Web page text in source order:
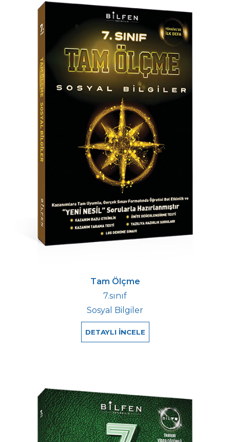
Tam Ölçme
7.sınıf
Sosyal Bilgiler
DETAYLI İNCELE